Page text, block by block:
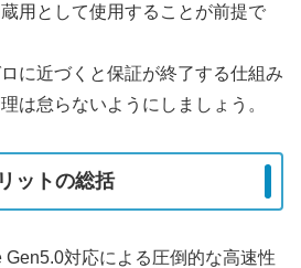
用として使用することが前提で
に近づくと保証が終了する仕組み
は怠らないようにしましょう。
ットの総括
Gen5.0対応による圧倒的な高速性